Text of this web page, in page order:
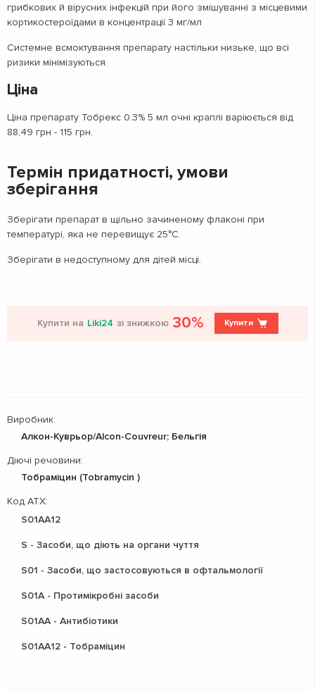
грибкових й вірусних інфекцій при його змішуванні з місцевими
кортикостероїдами в концентрації 3 мг/мл
Системне всмоктування препарату настільки низьке, що всі
ризики мінімізуються.
Ціна
Ціна препарату Тобрекс 0.3% 5 мл очні краплі варіюється від
88,49 грн - 115 грн.
Термін придатності, умови
зберігання
Зберігати препарат в щільно зачиненому флаконі при
температурі, яка не перевищує 25°C.
Зберігати в недоступному для дітей місці.
Купити на Liki24 зі знижкою 30% Купити
Виробник:
Алкон-Куврьор/Alcon-Couvreur; Бельгія
Діючі речовини:
Тобраміцин (Tobramycin )
Код АТХ:
S01AA12
S - Засоби, що діють на органи чуття
S01 - Засоби, що застосовуються в офтальмології
S01A - Протимікробні засоби
S01AA - Антибіотики
S01AA12 - Тобраміцин